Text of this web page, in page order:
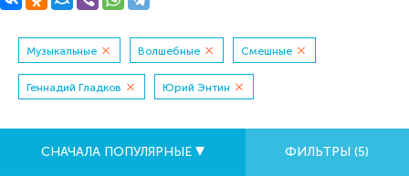
Музыкальные Волшебные Смешные
Геннадий Гладков Юрий Энтин
СНАЧАЛА ПОПУЛЯРНЫЕ ФИЛЬТРЫ (5)